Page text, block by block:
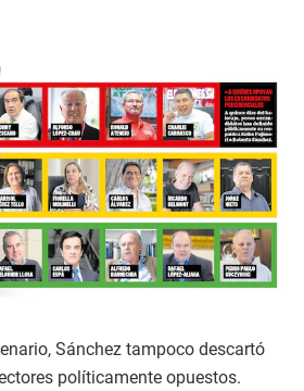
Sánchez tampoco descartó
políticamente opuestos.